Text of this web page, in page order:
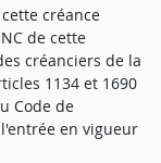
cette créance
de cette
créanciers de la
1134 et 1690
Code de
en vigueur